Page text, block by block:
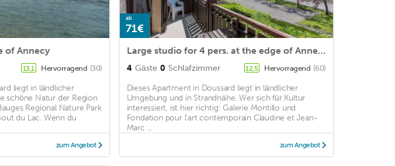
of Annecy
13,1 Hervorragend (30)
liegt in ländlicher
schöne Natur der Region
Regional Nature Park
du Lac. Wenn du
zum Angebot
ab
71€
Large studio for 4 pers. at the edge of Annecy lake
4 Gäste 0 Schlafzimmer 12,5 Hervorragend (60)
Dieses Apartment in Doussard liegt in ländlicher
Umgebung und in Strandnähe. Wer sich für Kultur
interessiert, ist hier richtig: Galerie Montillo und
Fondation pour l'art contemporain Claudine et Jean-
Marc ...
zum Angebot